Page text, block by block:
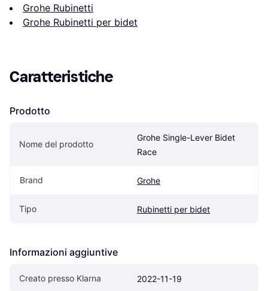
Grohe Rubinetti
Grohe Rubinetti per bidet
Caratteristiche
Prodotto
Nome del prodotto
Grohe Single-Lever Bidet
Race
Brand Grohe
Tipo Rubinetti per bidet
Informazioni aggiuntive
Creato presso Klarna 2022-11-19